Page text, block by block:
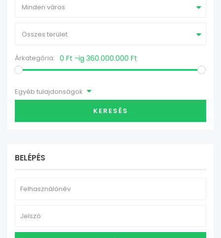
Minden város
Összes terület
Árkategória: 0 Ft -ig 360.000.000 Ft
Egyéb tulajdonságok
KERESÉS
BELÉPÉS